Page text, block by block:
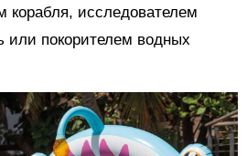
корабля, исследователем
или покорителем водных